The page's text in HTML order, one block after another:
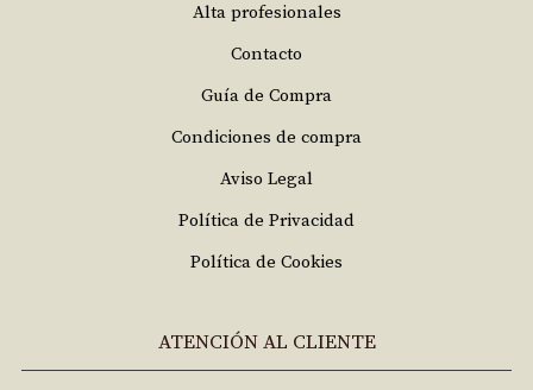
Alta profesionales
Contacto
Guía de Compra
Condiciones de compra
Aviso Legal
Política de Privacidad
Política de Cookies
ATENCIÓN AL CLIENTE